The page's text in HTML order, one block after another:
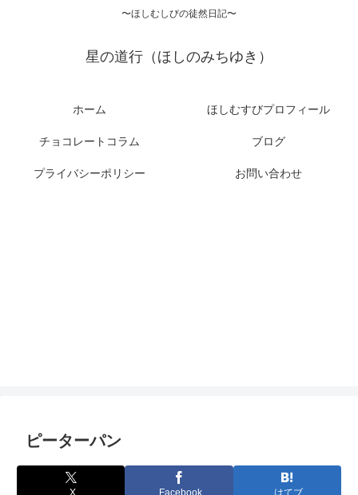
〜ほしむしびの徒然日記〜
星の道行（ほしのみちゆき）
ホーム ほしむすびプロフィール
チョコレートコラム ブログ
プライバシーポリシー お問い合わせ
ピーターパン
X Facebook はてブ